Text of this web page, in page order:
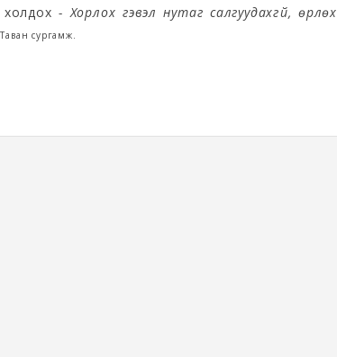
холдох- Хорлох гэвэл нутаг салгуудахгүй, өрлөх
сургамж.